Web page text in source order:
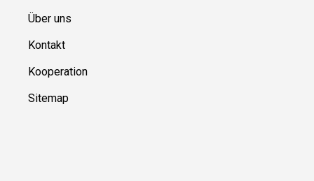
Über uns
Kontakt
Kooperation
Sitemap